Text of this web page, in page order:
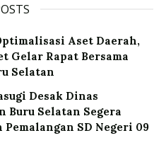
Aset Daerah,
Gelar Rapat Bersama
Selatan
Desak Dinas
Buru Selatan Segera
Pemalangan SD Negeri 09